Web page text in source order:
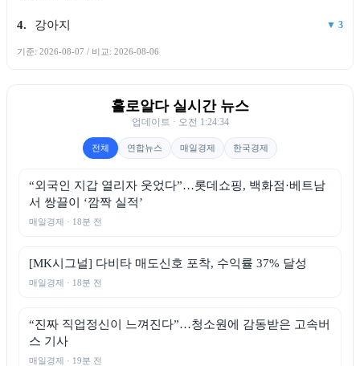
4. 강아지 ▼ 3
5. 예니
1인가구 NEW
10. 고양이
기준: 2026-08-07 / 비교: 2026-08-06
홀로알다 실시간 뉴스
업데이트 · 오전 1:24:34
전체 연합뉴스 매일경제 한국경제
“외국인 지갑 열리자 웃었다”…롯데쇼핑, 백화점·베트남
서 쌍끌이 ‘깜짝 실적’
매일경제 · 18분 전
[MK시그널] 다비타 매도신호 포착, 수익률 37% 달성
매일경제 · 18분 전
“진짜 직업정신이 느껴진다”…청소원에 감동받은 고속버
스 기사
매일경제 · 19분 전